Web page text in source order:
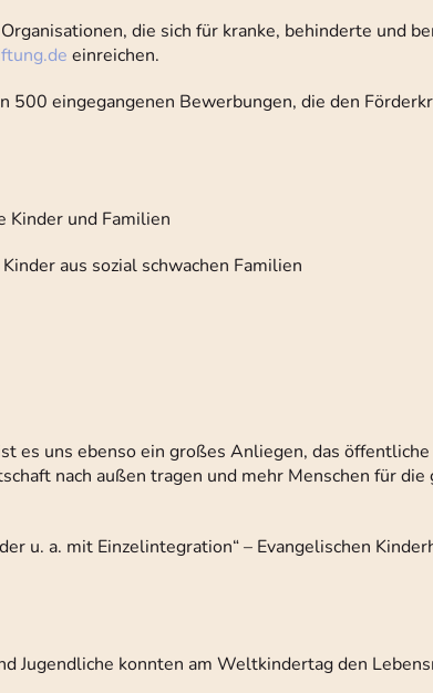
die sich für kranke, behinderte und
einreichen.
eingegangenen Bewerbungen, die den
Kinder und Familien
aus sozial schwachen Familien
es uns ebenso ein großes Anliegen, das
nach außen tragen und mehr Menschen für die
u. a. mit Einzelintegration“ – Evangelischen
Jugendliche konnten am Weltkindertag den